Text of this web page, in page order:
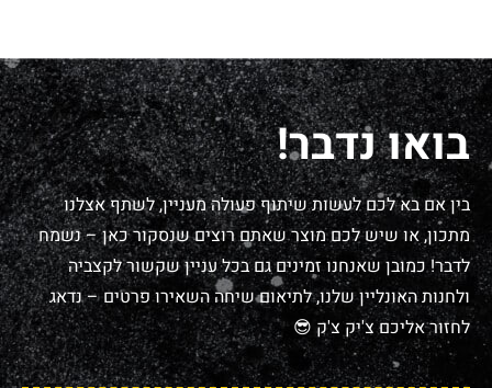
בואו נדבר!
בין אם בא לכם לעשות שיתוף פעולה מעניין, לשתף אצלנו
מתכון, או שיש לכם מוצר שאתם רוצים שנסקור כאן – נשמח
לדבר! כמובן שאנחנו זמינים גם בכל עניין שקשור לקצביה
ולחנות האונליין שלנו, לתיאום שיחה השאירו פרטים – נדאג
לחזור אליכם צ'יק צ'ק 😎